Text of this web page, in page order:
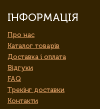
ІНФОРМАЦІЯ
Про нас
Каталог товарів
Доставка і оплата
Відгуки
FAQ
Трекінг доставки
Контакти